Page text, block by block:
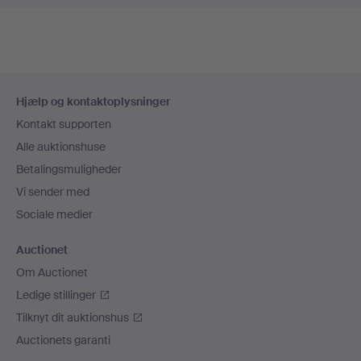
Hjælp og kontaktoplysninger
Kontakt supporten
Alle auktionshuse
Betalingsmuligheder
Vi sender med
Sociale medier
Auctionet
Om Auctionet
Ledige stillinger
Tilknyt dit auktionshus
Auctionets garanti